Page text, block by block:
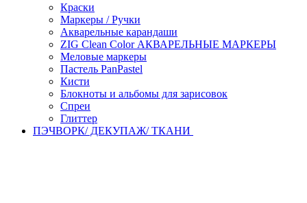
Краски
Маркеры / Ручки
Акварельные карандаши
ZIG Clean Color АКВАРЕЛЬНЫЕ МАРКЕРЫ
Меловые маркеры
Пастель PanPastel
Кисти
Блокноты и альбомы для зарисовок
Спреи
Глиттер
ПЭЧВОРК/ ДЕКУПАЖ/ ТКАНИ